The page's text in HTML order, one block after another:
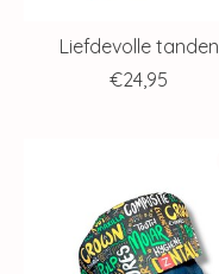
Liefdevolle tanden
€24,95